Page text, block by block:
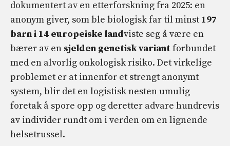
dokumentert av en etterforskning fra 2025: en
anonym giver, som ble biologisk far til minst 197
barn i 14 europeiske landviste seg å være en
bærer av en sjelden genetisk variantforbundet
med en alvorlig onkologisk risiko. Det virkelige
problemet er at innenfor et strengt anonymt
system, blir det en logistisk nesten umulig
foretak å spore opp og deretter advare hundrevis
av individer rundt om i verden om en lignende
helsetrussel.